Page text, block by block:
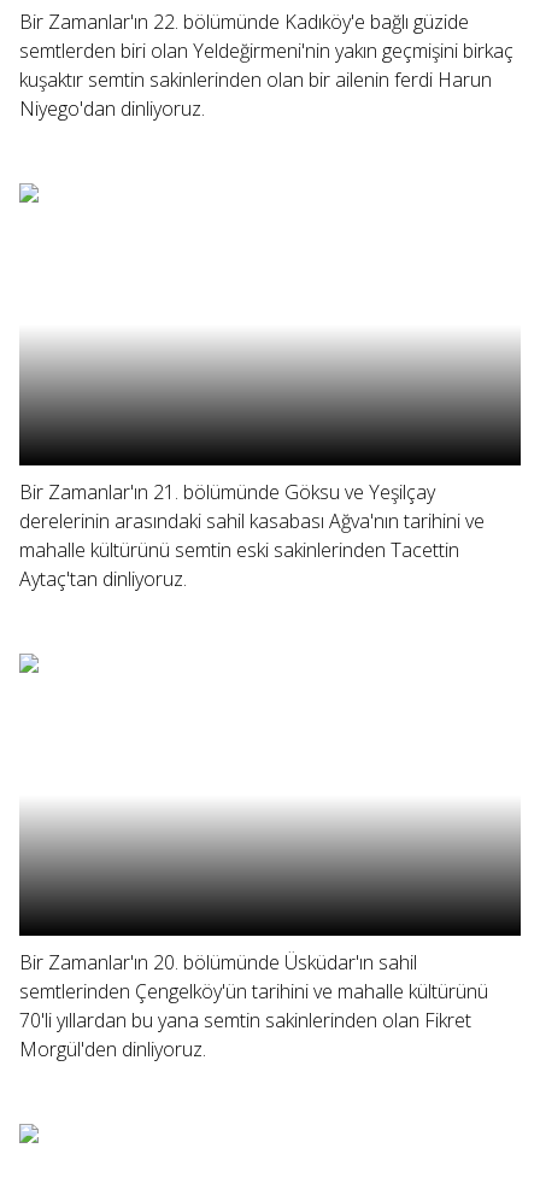
Bir Zamanlar'ın 22. bölümünde Kadıköy'e bağlı güzide
semtlerden biri olan Yeldeğirmeni'nin yakın geçmişini birkaç
kuşaktır semtin sakinlerinden olan bir ailenin ferdi Harun
Niyego'dan dinliyoruz.
Bir Zamanlar'ın 21. bölümünde Göksu ve Yeşilçay
derelerinin arasındaki sahil kasabası Ağva'nın tarihini ve
mahalle kültürünü semtin eski sakinlerinden Tacettin
Aytaç'tan dinliyoruz.
Bir Zamanlar'ın 20. bölümünde Üsküdar'ın sahil
semtlerinden Çengelköy'ün tarihini ve mahalle kültürünü
70'li yıllardan bu yana semtin sakinlerinden olan Fikret
Morgül'den dinliyoruz.